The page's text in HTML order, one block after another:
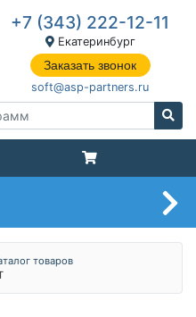
+7 (343) 222-12-11
Екатеринбург
Заказать звонок
soft@asp-partners.ru
товаров